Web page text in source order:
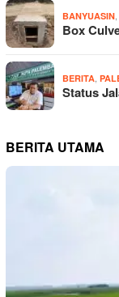
BANYUASIN,
Box
BERITA,
Status
BERITA UTAMA